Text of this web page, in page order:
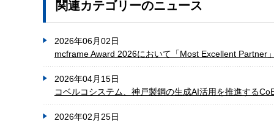
関連カテゴリーのニュース
2026年06月02日
mcframe Award 2026において「Most Excellent Partner
2026年04月15日
コベルコシステム、神戸製鋼の生成AI活用を推進する
2026年02月25日